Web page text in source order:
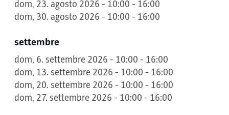
dom, 23. agosto 2026 - 10:00 - 16:00
dom, 30. agosto 2026 - 10:00 - 16:00
settembre
dom, 6. settembre 2026 - 10:00 - 16:00
dom, 13. settembre 2026 - 10:00 - 16:00
dom, 20. settembre 2026 - 10:00 - 16:00
dom, 27. settembre 2026 - 10:00 - 16:00